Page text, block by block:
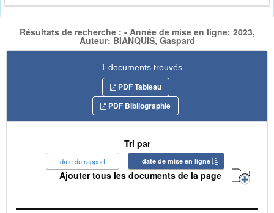
Résultats de recherche : - Année de mise en ligne: 2023,
Auteur: BIANQUIS, Gaspard
1 documents trouvés
PDF Tableau
PDF Bibliographie
Tri par
date du rapport date de mise en ligne
Ajouter tous les documents de la page